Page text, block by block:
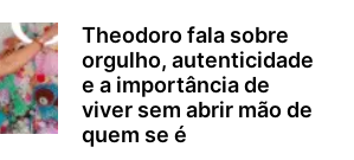
Theodoro fala sobre
orgulho, autenticidade
e a importância de
viver sem abrir mão de
quem se é